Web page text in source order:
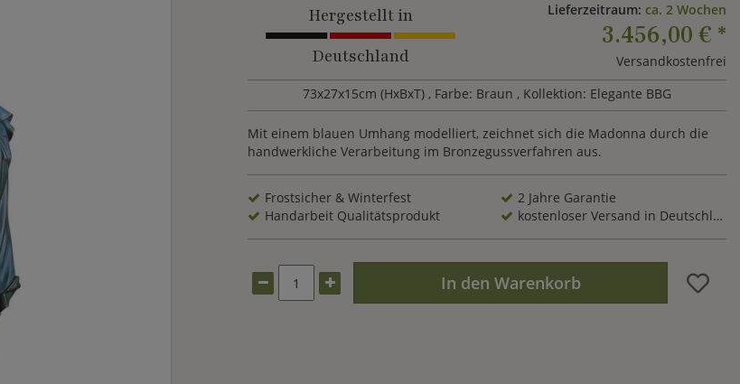
Hergestellt in
Deutschland
Lieferzeitraum: ca. 2 Wochen
3.456,00 € *
Versandkostenfrei
73x27x15cm (HxBxT) , Farbe: Braun , Kollektion: Elegante BBG
Mit einem blauen Umhang modelliert, zeichnet sich die Madonna durch die
handwerkliche Verarbeitung im Bronzegussverfahren aus.
Frostsicher & Winterfest
2 Jahre Garantie
Handarbeit Qualitätsprodukt
kostenloser Versand in Deutschland
In den Warenkorb